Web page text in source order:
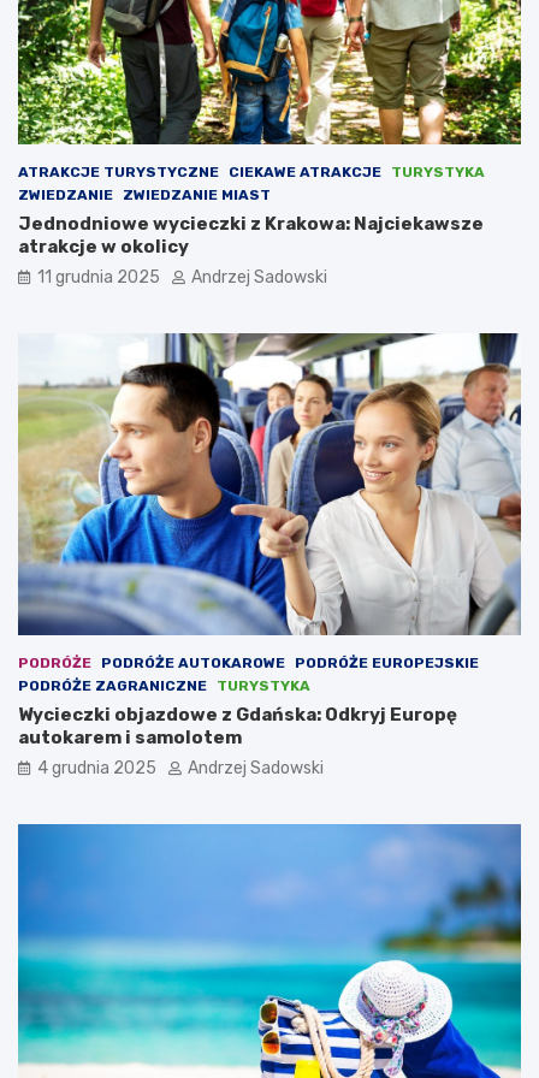
u
j
a
w
s
k
m
ATRAKCJE TURYSTYCZNE CIEKAWE ATRAKCJE
TURYSTYKA
ZWIEDZANIE
ZWIEDZANIE MIAST
Jednodniowe wycieczki z Krakowa: Najciekawsze
atrakcje w okolicy
11 grudnia 2025 Andrzej Sadowski
PODRÓŻE PODRÓŻE AUTOKAROWE
PODRÓŻE EUROPEJSKIE
PODRÓŻE ZAGRANICZNE
TURYSTYKA
Wycieczki objazdowe z Gdańska: Odkryj Europę
autokarem i samolotem
4 grudnia 2025 Andrzej Sadowski